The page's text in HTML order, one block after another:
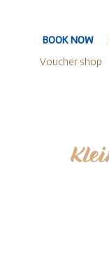
BOOK NOW
Voucher shop